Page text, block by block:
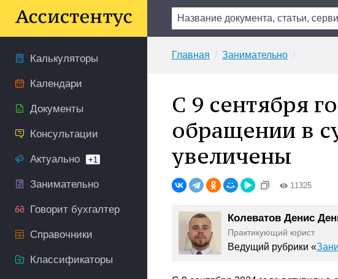
Калькуляторы
Календари
Документы
Консультации
Актуально +1
Занимательно
Говорит бухгалтер
Справочники
Классификаторы
Главная Занимательно
С 9 сентября
обращении в
увеличены
11325
Колеватов Денис
Практикующий юрист
Ведущий рубрики «